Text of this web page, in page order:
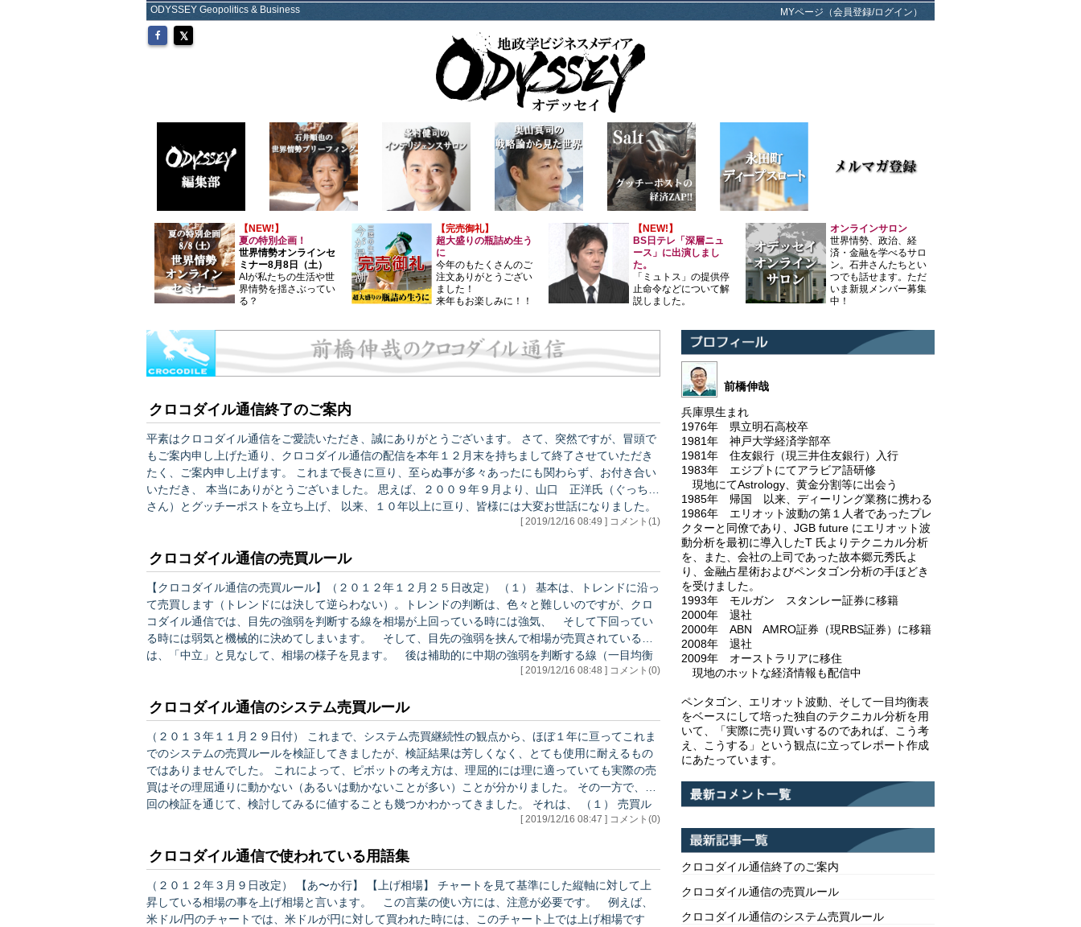
ODYSSEY Geopolitics & Business MYページ（会員登録/ログイン）
【NEW!】
夏の特別企画！
世界情勢オンラインセ
ミナー8月8日（土）
AIが私たちの生活や世
界情勢を揺さぶってい
る？
【完売御礼】
超大盛りの瓶詰め生う
に
今年のもたくさんのご
注文ありがとうござい
ました！
来年もお楽しみに！！
【NEW!】
BS日テレ「深層ニュ
ース」に出演しまし
た。
「ミュトス」の提供停
止命令などについて解
説しました。
オンラインサロン
世界情勢、政治、経
済・金融を学べるサロ
ン。石井さんたちとい
つでも話せます。ただ
いま新規メンバー募集
中！
クロコダイル通信終了のご案内
平素はクロコダイル通信をご愛読いただき、誠にありがとうございます。 さて、突然ですが、冒頭で
もご案内申し上げた通り、クロコダイル通信の配信を本年１２月末を持ちまして終了させていただき
たく、ご案内申し上げます。 これまで長きに亘り、至らぬ事が多々あったにも関わらず、お付き合い
いただき、 本当にありがとうございました。 思えば、２００９年９月より、山口 正洋氏（ぐっちー
さん）とグッチーポストを立ち上げ、 以来、１０年以上に亘り、皆様には大変お世話になりました。
しかしながら、残念にも本年９月に山口さんがお亡くなりになった事は皆様もご存知の通りです。 つ
[ 2019/12/16 08:49 ] コメント(1)
クロコダイル通信の売買ルール
【クロコダイル通信の売買ルール】（２０１２年１２月２５日改定） （１） 基本は、トレンドに沿っ
て売買します（トレンドには決して逆らわない）。トレンドの判断は、色々と難しいのですが、クロ
コダイル通信では、目先の強弱を判断する線を相場が上回っている時には強気、 そして下回ってい
る時には弱気と機械的に決めてしまいます。 そして、目先の強弱を挟んで相場が売買されている時
は、「中立」と見なして、相場の様子を見ます。 後は補助的に中期の強弱を判断する線（一目均衡
表でいうところの遅行スパン）で、もう少し大きな相場の流れ（トレンド）を確認するようにしてい
[ 2019/12/16 08:48 ] コメント(0)
クロコダイル通信のシステム売買ルール
（２０１３年１１月２９日付） これまで、システム売買継続性の観点から、ほぼ１年に亘ってこれま
でのシステムの売買ルールを検証してきましたが、検証結果は芳しくなく、とても使用に耐えるもの
ではありませんでした。 これによって、ピボットの考え方は、理屈的には理に適っていても実際の売
買はその理屈通りに動かない（あるいは動かないことが多い）ことが分かりました。 その一方で、今
回の検証を通じて、検討してみるに値することも幾つかわかってきました。 それは、 （１） 売買ル
ールを転換してみてはどうか。 つまり、P点をつけた後、B1をつけた時は、B2をつける前にP点に
[ 2019/12/16 08:47 ] コメント(0)
クロコダイル通信で使われている用語集
（２０１２年３月９日改定） 【あ〜か行】 【上げ相場】 チャートを見て基準にした縦軸に対して上
昇している相場の事を上げ相場と言います。 この言葉の使い方には、注意が必要です。 例えば、
米ドル/円のチャートでは、米ドルが円に対して買われた時には、このチャート上では上げ相場です
前橋伸哉
兵庫県生まれ
1976年 県立明石高校卒
1981年 神戸大学経済学部卒
1981年 住友銀行（現三井住友銀行）入行
1983年 エジプトにてアラビア語研修
現地にてAstrology、黄金分割等に出会う
1985年 帰国 以来、ディーリング業務に携わる
1986年 エリオット波動の第１人者であったプレ
クターと同僚であり、JGB future にエリオット波
動分析を最初に導入したT 氏よりテクニカル分析
を、また、会社の上司であった故本郷元秀氏よ
り、金融占星術およびペンタゴン分析の手ほどき
を受けました。
1993年 モルガン スタンレー証券に移籍
2000年 退社
2000年 ABN AMRO証券（現RBS証券）に移籍
2008年 退社
2009年 オーストラリアに移住
現地のホットな経済情報も配信中
ペンタゴン、エリオット波動、そして一目均衡表
をベースにして培った独自のテクニカル分析を用
いて、「実際に売り買いするのであれば、こう考
え、こうする」という観点に立ってレポート作成
にあたっています。
クロコダイル通信終了のご案内
クロコダイル通信の売買ルール
クロコダイル通信のシステム売買ルール